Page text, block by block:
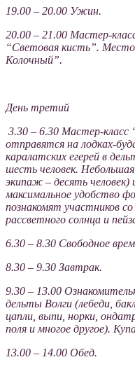
19.00 – 20.00 Ужин.
20.00 – 21.00 Мастер-
“Cветовая кисть”.
Колочный”.
День третий
3.30 – 6.30 Мастер-класс
отправятся на лодках-
каралатских егерей в
шесть человек.
экипаж – десять человек)
максимальное удобство
познакомят участников
рассветного солнца и
6.30 – 8.30 Свободное
8.30 – 9.30 Завтрак.
9.30 – 13.00
дельты Волги (лебеди,
цапли, выпи, норки,
поля и многое другое).
13.00 – 14.00 Обед.